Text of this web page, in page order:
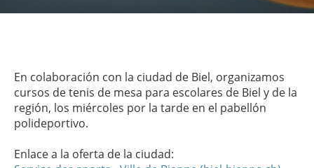
En colaboración con la ciudad de Biel, organizamos
cursos de tenis de mesa para escolares de Biel y de la
región, los miércoles por la tarde en el pabellón
polideportivo.
Enlace a la oferta de la ciudad: